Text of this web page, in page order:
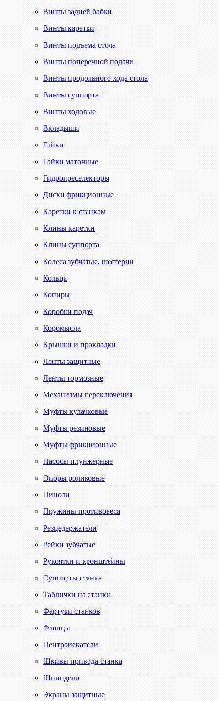
Винты задней бабки
Винты каретки
Винты подъема стола
Винты поперечной подачи
Винты продольного хода стола
Винты суппорта
Винты ходовые
Вкладыши
Гайки
Гайки маточные
Гидропреселекторы
Диски фрикционные
Каретки к станкам
Клины каретки
Клины суппорта
Колеса зубчатые, шестерни
Кольца
Копиры
Коробки подач
Коромысла
Крышки и прокладки
Ленты защитные
Ленты тормозные
Механизмы переключения
Муфты кулачковые
Муфты резиновые
Муфты фрикционные
Насосы плунжерные
Опоры роликовые
Пиноли
Пружины противовеса
Резцедержатели
Рейки зубчатые
Рукоятки и кронштейны
Суппорты станка
Таблички на станки
Фартуки станков
Фланцы
Центроискатели
Шкивы привода станка
Шпиндели
Экраны защитные